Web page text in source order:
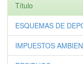
Título
ESQUEMAS DE
IMPUESTOS